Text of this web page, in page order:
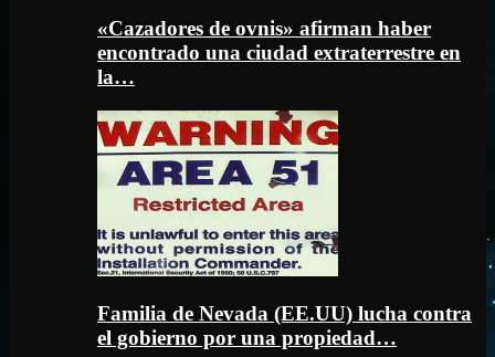
«Cazadores de ovnis» afirman haber
encontrado una ciudad extraterrestre en
la…
Familia de Nevada (EE.UU) lucha contra
el gobierno por una propiedad…